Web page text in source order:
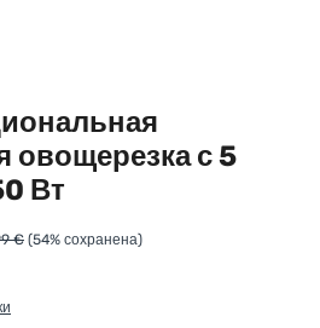
овощерезка с 5
Вт
€ (54% сохранена)